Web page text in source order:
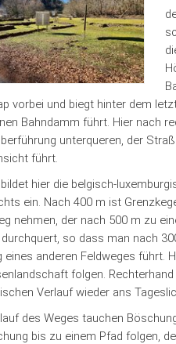
vorbei und biegt hinter dem
Bahndamm führt. Hier nach
unterqueren, der
führt.
hier die belgisch-
ein. Nach 400 m ist
nehmen, der nach 500 m zu
so dass man nach
eines anderen Feldweges führt.
folgen.
Verlauf wieder ans
des Weges tauchen
bis zu einem Pfad folgen,